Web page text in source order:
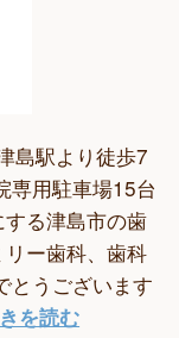
島駅より徒歩7
専用駐車場15台
る津島市の歯
ー歯科、歯科
とうございます
を読む